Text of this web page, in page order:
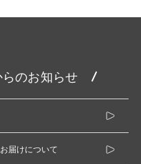
のお知らせ
届けについて